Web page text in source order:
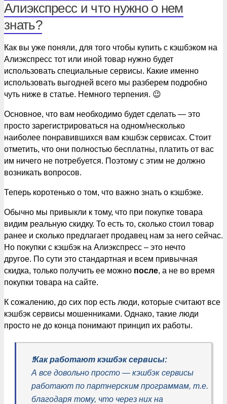
Алиэкспресс и что нужно о нем
знать?
Как вы уже поняли, для того чтобы купить с кэшбэком на
Алиэкспресс тот или иной товар нужно будет
использовать специальные сервисы. Какие именно
использовать выгодней всего мы разберем подробно
чуть ниже в статье. Немного терпения. 😉
Основное, что вам необходимо будет сделать — это
просто зарегистрироваться на одном/несколько
наиболее понравившихся вам кэшбэк сервисах. Стоит
отметить, что они полностью бесплатны, платить от вас
им ничего не потребуется. Поэтому с этим не должно
возникать вопросов.
Теперь коротенько о том, что важно знать о кэшбэке.
Обычно мы привыкли к тому, что при покупке товара
видим реальную скидку. То есть то, сколько стоил товар
ранее и сколько предлагает продавец нам за него сейчас.
Но покупки с кэшбэк на Алиэкспресс – это нечто
другое. По сути это стандартная и всем привычная
скидка, только получить ее можно после, а не во время
покупки товара на сайте.
К сожалению, до сих пор есть люди, которые считают все
кэшбэк сервисы мошенниками. Однако, такие люди
просто не до конца понимают принцип их работы.
❗️Как работают кэшбэк сервисы:
А все довольно просто — кэшбэк сервисы
работают по партнерским программам, т.е.
благодаря тому, что через них на